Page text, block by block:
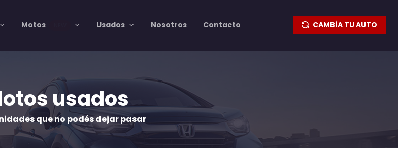
Motos Usados Nosotros Contacto CAMBÍA TU AUTO
usados
que no podés dejar pasar